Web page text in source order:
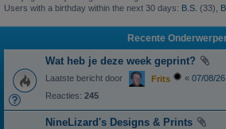
Users with a birthday within the next 30 days: B.S. (33),
Recente
Wat heb je deze week geprint?
Laatste bericht door Frits « 07/08/
Reacties: 245
NineLizard's Designs & Prints